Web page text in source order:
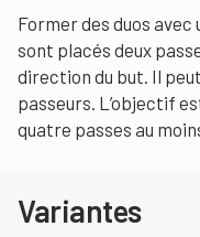
Former des duos
sont placés deux
direction du but. Il
passeurs. L’objectif
quatre passes au
Variantes